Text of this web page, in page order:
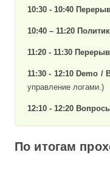
10:30 - 10:40
10:40 – 11:20
11:20 - 11:30
11:30 - 12:10 Demo /
управление логами.)
12:10 - 12:20
По итогам